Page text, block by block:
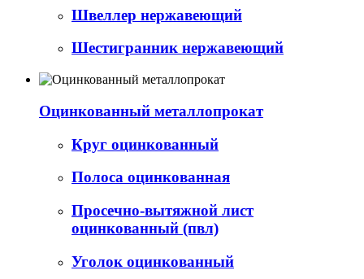
Швеллер нержавеющий
Шестигранник нержавеющий
Оцинкованный металлопрокат
Круг оцинкованный
Полоса оцинкованная
Просечно-вытяжной лист
оцинкованный (пвл)
Уголок оцинкованный